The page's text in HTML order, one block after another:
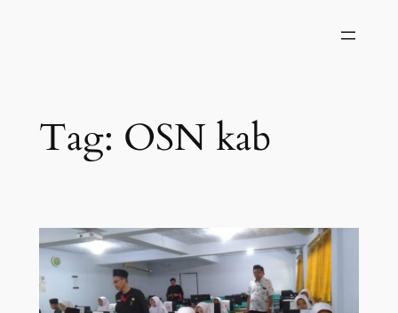
Tag: OSN kab